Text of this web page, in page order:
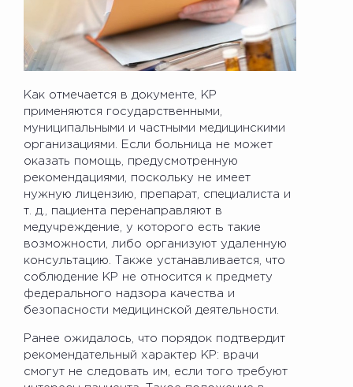
Как отмечается в документе, КР
применяются государственными,
муниципальными и частными медицинскими
организациями. Если больница не может
оказать помощь, предусмотренную
рекомендациями, поскольку не имеет
нужную лицензию, препарат, специалиста и
т. д., пациента перенаправляют в
медучреждение, у которого есть такие
возможности, либо организуют удаленную
консультацию. Также устанавливается, что
соблюдение КР не относится к предмету
федерального надзора качества и
безопасности медицинской деятельности.
Ранее ожидалось, что порядок подтвердит
рекомендательный характер КР: врачи
смогут не следовать им, если того требуют